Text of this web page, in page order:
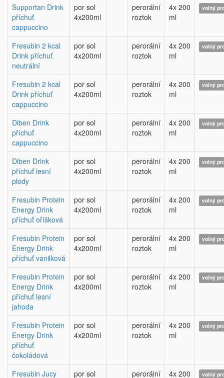
Supportan Drink
příchuť
cappuccino
por sol
4x200ml
perorální
roztok
4x 200
ml
volný
Fresubin 2 kcal
Drink příchuť
neutrální
por sol
4x200ml
perorální
roztok
4x 200
ml
volný
Fresubin 2 kcal
Drink příchuť
cappuccino
por sol
4x200ml
perorální
roztok
4x 200
ml
volný
Diben Drink
příchuť
cappuccino
por sol
4x200ml
perorální
roztok
4x 200
ml
volný
Diben Drink
příchuť lesní
plody
por sol
4x200ml
perorální
roztok
4x 200
ml
volný
Fresubin Protein
Energy Drink
příchuť oříšková
por sol
4x200ml
perorální
roztok
4x 200
ml
volný
Fresubin Protein
Energy Drink
příchuť vanilková
por sol
4x200ml
perorální
roztok
4x 200
ml
volný
Fresubin Protein
Energy Drink
příchuť lesní
jahoda
por sol
4x200ml
perorální
roztok
4x 200
ml
volný
Fresubin Protein
Energy Drink
příchuť
čokoládová
por sol
4x200ml
perorální
roztok
4x 200
ml
volný
Fresubin Jucy por sol perorální 4x 200 volný